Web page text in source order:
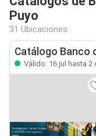
Puyo
31 Ubicaciones
Catálogo Banco
Válido: 16 jul hasta 2